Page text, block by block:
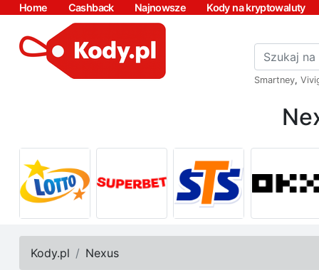
Home Cashback Najnowsze Kody na kryptowaluty
Smartney,
Kody.pl Nexus